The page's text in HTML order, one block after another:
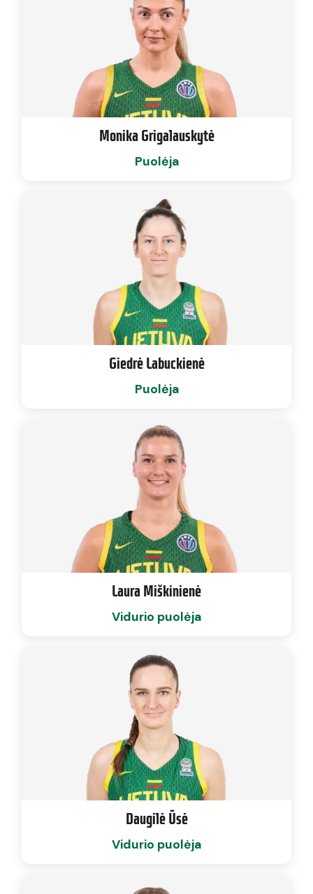
Monika Grigalauskytė
Puolėja
Giedrė Labuckienė
Puolėja
Laura Miškinienė
Vidurio puolėja
Daugilė Ūsė
Vidurio puolėja